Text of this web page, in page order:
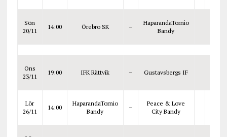
Sön
20/11
14:00 Örebro SK –
HaparandaTornio
Bandy
Ons
23/11
19:00 IFK Rättvik – Gustavsbergs IF
Lör
26/11
14:00
HaparandaTornio
Bandy
–
Peace & Love
City Bandy